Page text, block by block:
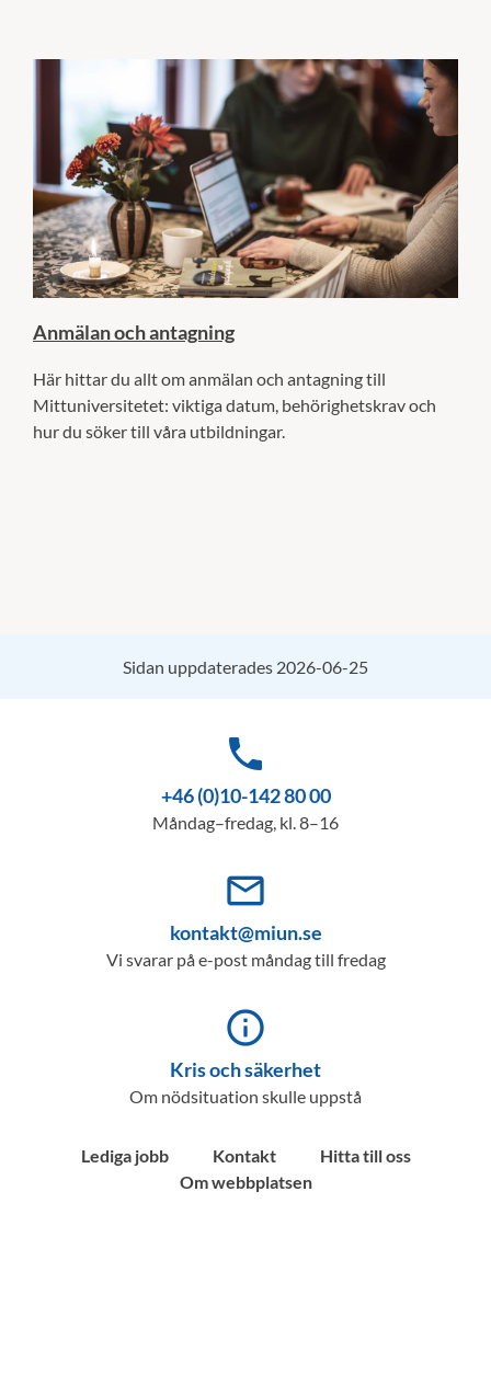
Anmälan och antagning
Här hittar du allt om anmälan och antagning till
Mittuniversitetet: viktiga datum, behörighetskrav och
hur du söker till våra utbildningar.
Sidan uppdaterades 2026-06-25
phone
+46 (0)10-142 80 00
Måndag–fredag, kl. 8–16
mail_outline
kontakt@miun.se
Vi svarar på e-post måndag till fredag
info_outline
Kris och säkerhet
Om nödsituation skulle uppstå
Lediga jobb Kontakt
Hitta till oss
Om webbplatsen